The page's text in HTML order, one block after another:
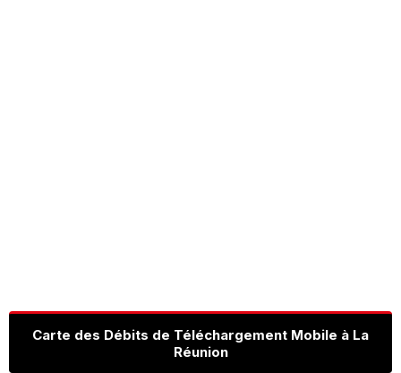
Carte des Débits de Téléchargement Mobile à La
Réunion